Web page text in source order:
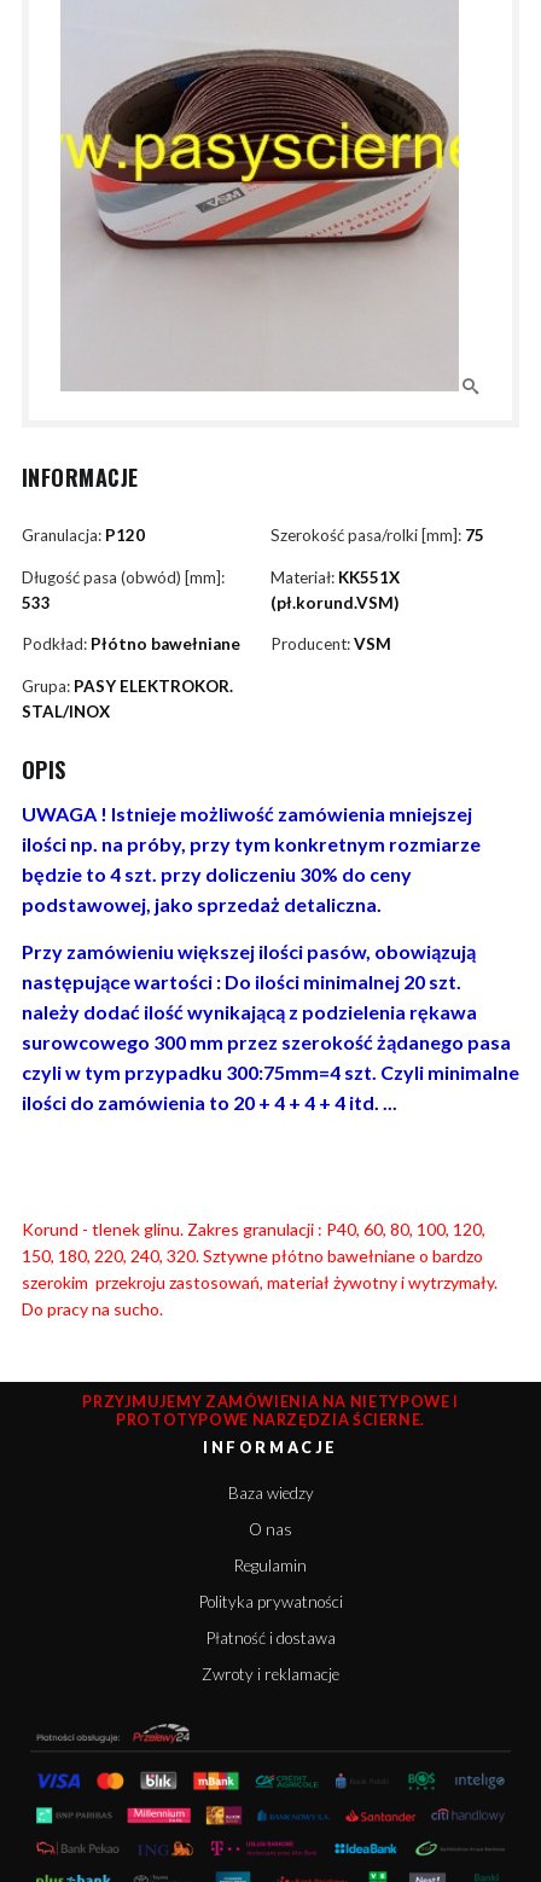
INFORMACJE
Granulacja: P120 Szerokość pasa/rolki [mm]: 75
Długość pasa (obwód) [mm]:
533
Materiał: KK551X
(pł.korund.VSM)
Podkład: Płótno bawełniane Producent:VSM
Grupa: PASY ELEKTROKOR.
STAL/INOX
OPIS
UWAGA ! Istnieje możliwość zamówienia mniejszej
ilości np. na próby, przy tym konkretnym rozmiarze
będzie to 4 szt. przy doliczeniu 30% do ceny
podstawowej, jako sprzedaż detaliczna.
Przy zamówieniu większej ilości pasów, obowiązują
następujące wartości : Do ilości minimalnej 20 szt.
należy dodać ilość wynikającą z podzielenia rękawa
surowcowego 300 mm przez szerokość żądanego pasa
czyli w tym przypadku 300:75mm=4 szt. Czyli minimalne
ilości do zamówienia to 20 + 4 + 4 + 4 itd. ...
Korund - tlenek glinu. Zakres granulacji : P40, 60, 80, 100, 120,
150, 180, 220, 240, 320. Sztywne płótno bawełniane o bardzo
szerokim przekroju zastosowań, materiał żywotny i wytrzymały.
Do pracy na sucho.
PRZYJMUJEMY ZAMÓWIENIA NA NIETYPOWE I
PROTOTYPOWE NARZĘDZIA ŚCIERNE.
INFORMACJE
Baza wiedzy
O nas
Regulamin
Polityka prywatności
Płatność i dostawa
Zwroty i reklamacje